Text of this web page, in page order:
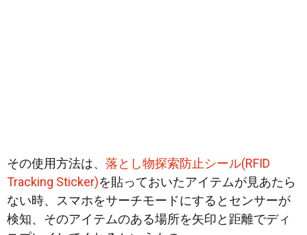
その使用方法は、 落とし物探索防止シール(RFID
Tracking Sticker)を貼っておいたアイテムが見あたら
ない時、スマホをサーチモードにするとセンサーが
検知、そのアイテムのある場所を矢印と距離でディ